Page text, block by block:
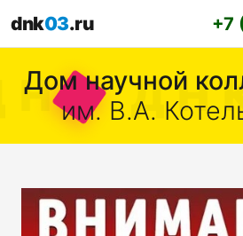
dnk03.ru +7
Дом научной
им. В.А.